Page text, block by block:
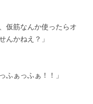
仮筋なんか使ったらオ
んかねえ？」
ふぁっふぁ！！」